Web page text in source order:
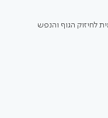
לחיזוק הגוף והנפש